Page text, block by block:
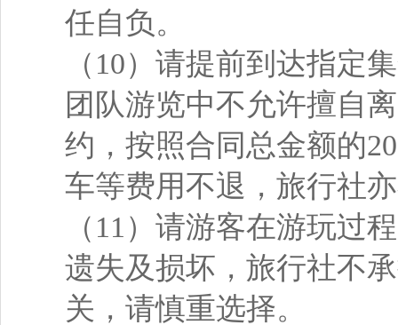
任自负。
（10）请提前到达指定
团队游览中不允许擅自
约，按照合同总金额的
车等费用不退，旅行社
（11）请游客在游玩过
遗失及损坏，旅行社不
关，请慎重选择。